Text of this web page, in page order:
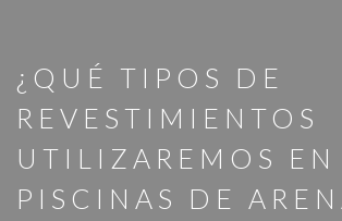
¿QUÉ TIPOS DE
REVESTIMIENTOS
UTILIZAREMOS EN
PISCINAS DE